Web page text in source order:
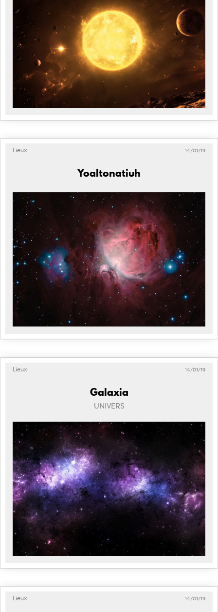
Lieux 14/01/19
Yoaltonatiuh
Lieux 14/01/19
Galaxia
UNIVERS
Lieux 14/01/19